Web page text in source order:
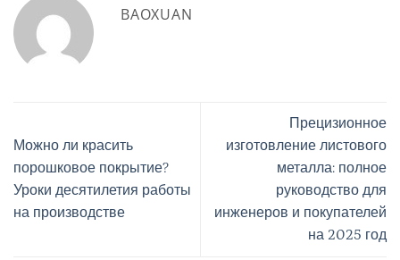
BAOXUAN
Можно ли красить
порошковое покрытие?
Уроки десятилетия работы
на производстве
Прецизионное
изготовление листового
металла: полное
руководство для
инженеров и покупателей
на 2025 год